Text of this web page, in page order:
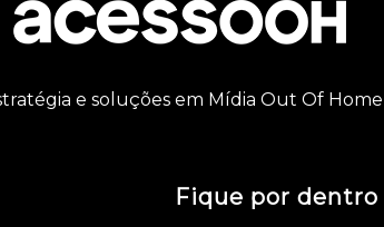
e soluções em Mídia Out Of
Fique por dentro